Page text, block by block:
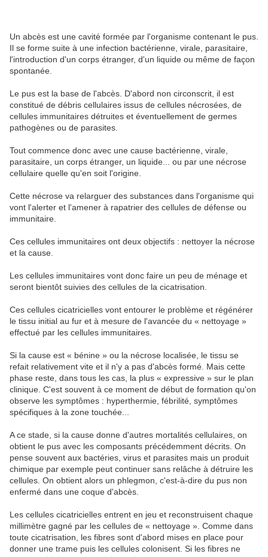
Un abcès est une cavité formée par l'organisme contenant le pus.
Il se forme suite à une infection bactérienne, virale, parasitaire,
l'introduction d'un corps étranger, d'un liquide ou même de façon
spontanée.
Le pus est la base de l'abcès. D'abord non circonscrit, il est
constitué de débris cellulaires issus de cellules nécrosées, de
cellules immunitaires détruites et éventuellement de germes
pathogènes ou de parasites.
Tout commence donc avec une cause bactérienne, virale,
parasitaire, un corps étranger, un liquide... ou par une nécrose
cellulaire quelle qu'en soit l'origine.
Cette nécrose va relarguer des substances dans l'organisme qui
vont l'alerter et l'amener à rapatrier des cellules de défense ou
immunitaire.
Ces cellules immunitaires ont deux objectifs : nettoyer la nécrose
et la cause.
Les cellules immunitaires vont donc faire un peu de ménage et
seront bientôt suivies des cellules de la cicatrisation.
Ces cellules cicatricielles vont entourer le problème et régénérer
le tissu initial au fur et à mesure de l'avancée du « nettoyage »
effectué par les cellules immunitaires.
Si la cause est « bénine » ou la nécrose localisée, le tissu se
refait relativement vite et il n'y a pas d'abcès formé. Mais cette
phase reste, dans tous les cas, la plus « expressive » sur le plan
clinique. C'est souvent à ce moment de début de formation qu'on
observe les symptômes : hyperthermie, fébrilité, symptômes
spécifiques à la zone touchée...
A ce stade, si la cause donne d'autres mortalités cellulaires, on
obtient le pus avec les composants précédemment décrits. On
pense souvent aux bactéries, virus et parasites mais un produit
chimique par exemple peut continuer sans relâche à détruire les
cellules. On obtient alors un phlegmon, c'est-à-dire du pus non
enfermé dans une coque d'abcès.
Les cellules cicatricielles entrent en jeu et reconstruisent chaque
millimètre gagné par les cellules de « nettoyage ». Comme dans
toute cicatrisation, les fibres sont d'abord mises en place pour
donner une trame puis les cellules colonisent. Si les fibres ne